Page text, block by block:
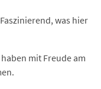
was hier
mit Freude am